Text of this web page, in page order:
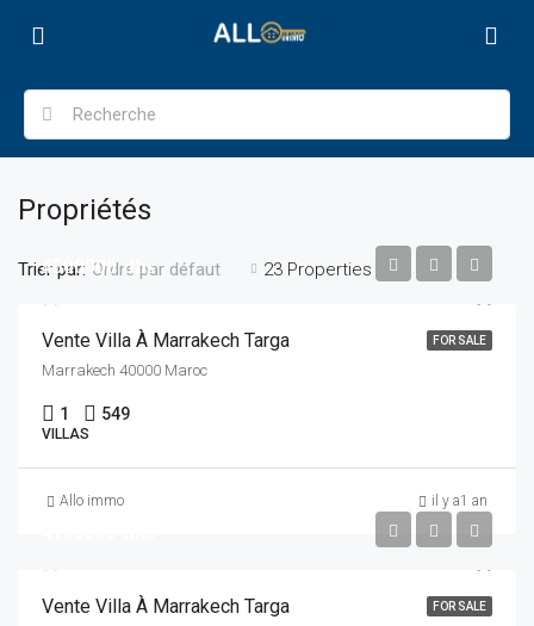
Propriétés
23 Properties
Trier par: Ordre par défaut
FOR SALE
4500000 dhs
Vente Villa À Marrakech Targa
Marrakech 40000 Maroc
1 549
VILLAS
Allo immo il y a1 an
FOR SALE
Vente Villa À Marrakech Targa